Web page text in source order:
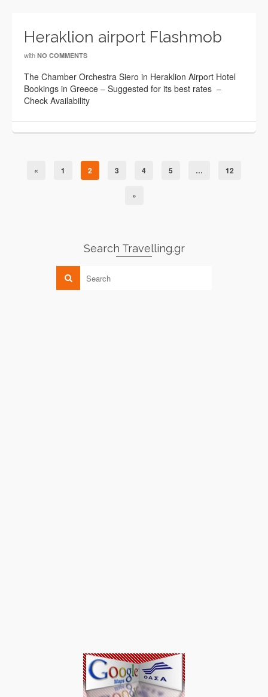
Heraklion airport Flashmob
with NO COMMENTS
The Chamber Orchestra Siero in Heraklion Airport Hotel
Bookings in Greece – Suggested for its best rates –
Check Availability
« 1 2 3 4 5 … 12
»
Search Travelling.gr